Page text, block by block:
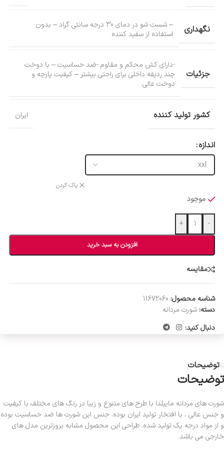
نگهداری
– شست شو در دمای 30 درجه سانتی گراد – بدون
استفاده از سفید کننده
جزئیات
-دارای کش محکم و مقاوم -ضد حساسیت – با دوخت
چند ردیفه داخلی برای راحتی بیشتر – کیفیت پارچه و
دوخت عالی
کشور تولید کننده ایران
اندازه
پاک کردن
موجود
-
+
افزودن به سبد خرید
مقایسه
شناسه محصول: 11672060
دسته: شورت مردانه
دنبال کنید:
توضیحات
توضیحات
شورت های مردانه ماییلدا با طرح های متنوع و زیبا در رنگ های مختلف با کیفیت
و جنس عالی ، با افتخار تولید ایران بوده. جنس این شورت ها ضد حساسیت بوده
و از مواد درجه یک تولید شده. طراحی این محصول مشابه بروزترین مدل های
خارجی می باشد.